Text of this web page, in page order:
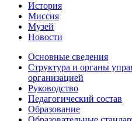
История
Миссия
Музей
Новости
Основные сведения
Структура и органы
организацией
Руководство
Педагогический состав
Образование